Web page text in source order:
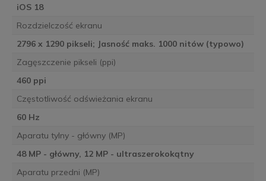
iOS 18
Rozdzielczość ekranu
2796 x 1290 pikseli; Jasność maks. 1000 nitów (typowo)
Zagęszczenie pikseli (ppi)
460 ppi
Częstotliwość odświeżania ekranu
60 Hz
Aparatu tylny - główny (MP)
48 MP - główny, 12 MP - ultraszerokokątny
Aparatu przedni (MP)